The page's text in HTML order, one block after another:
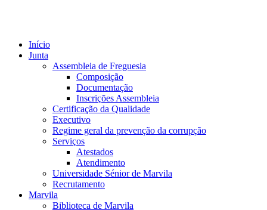
Início
Junta
Assembleia de Freguesia
Composição
Documentação
Inscrições Assembleia
Certificação da Qualidade
Executivo
Regime geral da prevenção da corrupção
Serviços
Atestados
Atendimento
Universidade Sénior de Marvila
Recrutamento
Marvila
Biblioteca de Marvila